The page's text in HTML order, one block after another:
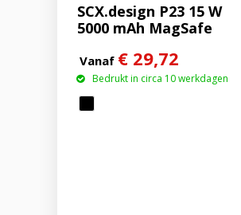
SCX.design P23 15 W
5000 mAh MagSafe
Vanaf € 29,72
Bedrukt in circa 10 werkdagen